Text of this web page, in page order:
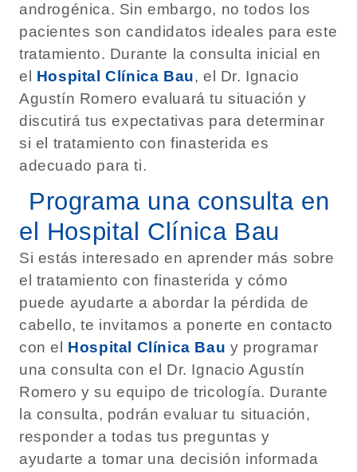
androgénica. Sin embargo, no todos los
pacientes son candidatos ideales para este
tratamiento. Durante la consulta inicial en
el Hospital Clínica Bau, el Dr. Ignacio
Agustín Romero evaluará tu situación y
discutirá tus expectativas para determinar
si el tratamiento con finasterida es
adecuado para ti.
Programa una consulta en
el Hospital Clínica Bau
Si estás interesado en aprender más sobre
el tratamiento con finasterida y cómo
puede ayudarte a abordar la pérdida de
cabello, te invitamos a ponerte en contacto
con el Hospital Clínica Bau y programar
una consulta con el Dr. Ignacio Agustín
Romero y su equipo de tricología. Durante
la consulta, podrán evaluar tu situación,
responder a todas tus preguntas y
ayudarte a tomar una decisión informada